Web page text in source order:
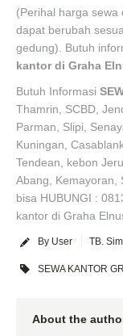
(Perihal harga sewa
dapat berubah
gedung). Butuh
kantor di Graha
Butuh Informasi
Thamrin, SCBD,
Parman, Slipi,
Kuningan,
Tendean, kebon
Abang, Kemayoran,
bisa HUBUNGI :
kantor di Graha
By User TB.
SEWA KANTOR
About the